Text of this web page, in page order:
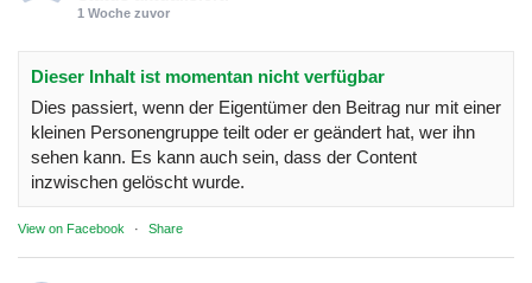
1 Woche zuvor
Dieser Inhalt ist momentan nicht verfügbar
Dies passiert, wenn der Eigentümer den Beitrag nur mit einer
kleinen Personengruppe teilt oder er geändert hat, wer ihn
sehen kann. Es kann auch sein, dass der Content
inzwischen gelöscht wurde.
View on Facebook · Share